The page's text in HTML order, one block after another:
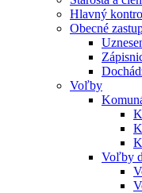
Hlavný
Obecné
Voľby
Voľby